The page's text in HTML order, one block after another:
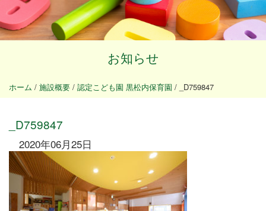
お知らせ
ホーム / 施設概要 / 認定こども園 黒松内保育園 / _D759847
_D759847
2020年06月25日